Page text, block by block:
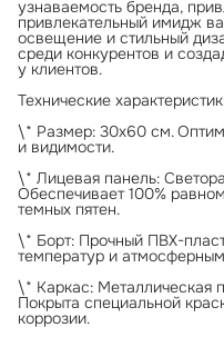
узнаваемость бренда,
привлекательный имидж
освещение и стильный
среди конкурентов и
у клиентов.
Технические
\* Размер: 30х60 см.
и видимости.
\* Лицевая панель:
Обеспечивает 100%
темных пятен.
\* Борт: Прочный ПВХ-
температур и
\* Каркас: Металлическая
Покрыта специальной
коррозии.